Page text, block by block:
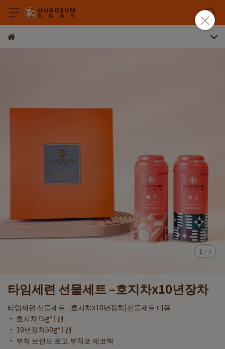
1 / 3
타임세련 선물세트 –호지차x10년장차
타임세련 선물세트 –호지차x10년장차|선물세트 내용
· 호지차75g*1캔
· 10년장차50g*1캔
· 부착 브랜드 로고 부직포 에코백